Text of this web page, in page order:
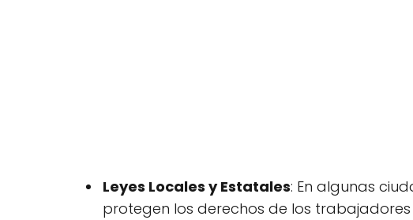
Leyes Locales y Estatales: En algunas
protegen los derechos de los